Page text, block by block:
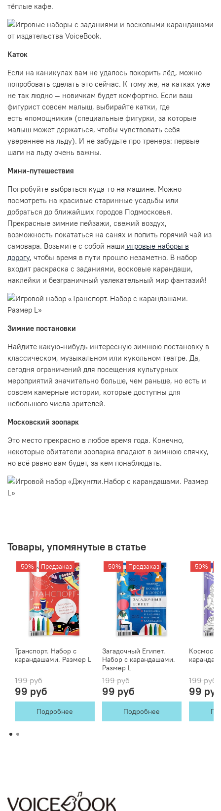
тёплые кафе.
Каток
Если на каникулах вам не удалось покорить лёд, можно
попробовать сделать это сейчас. К тому же, на катках уже
не так людно — новичкам будет комфортно. Если ваш
фигурист совсем малыш, выбирайте катки, где
есть «помощники» (специальные фигурки, за которые
малыш может держаться, чтобы чувствовать себя
увереннее на льду). И не забудьте про тренера: первые
шаги на льду очень важны.
Мини-путешествия
Попробуйте выбраться куда-то на машине. Можно
посмотреть на красивые старинные усадьбы или
добраться до ближайших городов Подмосковья.
Прекрасные зимние пейзажи, свежий воздух,
возможность покататься на санях и попить горячий чай из
самовара. Возьмите с собой наши игровые наборы в
дорогу, чтобы время в пути прошло незаметно. В набор
входит раскраска с заданиями, восковые карандаши,
наклейки и безграничный увлекательный мир фантазий!
Зимние постановки
Найдите какую-нибудь интересную зимнюю постановку в
классическом, музыкальном или кукольном театре. Да,
сегодня ограничений для посещения культурных
мероприятий значительно больше, чем раньше, но есть и
совсем камерные истории, которые доступны для
небольшого числа зрителей.
Московский зоопарк
Это место прекрасно в любое время года. Конечно,
некоторые обитатели зоопарка впадают в зимнюю спячку,
но всё равно вам будет, за кем понаблюдать.
Товары, упомянутые в статье
-50% Предзаказ
Транспорт. Набор с
карандашами. Размер L
199 руб
99 руб
Подробнее
-50% Предзаказ
Загадочный Египет.
Набор с карандашами.
Размер L
199 руб
99 руб
Подробнее
-50%
Космос.
199 руб
99 руб